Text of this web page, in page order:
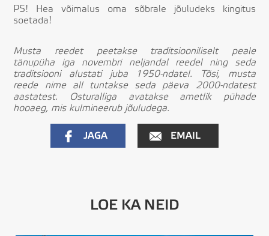
PS! Hea võimalus oma sõbrale jõuludeks kingitus
soetada!
Musta reedet peetakse traditsiooniliselt peale
tänupüha iga novembri neljandal reedel ning seda
traditsiooni alustati juba 1950-ndatel. Tõsi, musta
reede nime all tuntakse seda päeva 2000-ndatest
aastatest. Osturalliga avatakse ametlik pühade
hooaeg, mis kulmineerub jõuludega.
JAGA EMAIL
LOE KA NEID